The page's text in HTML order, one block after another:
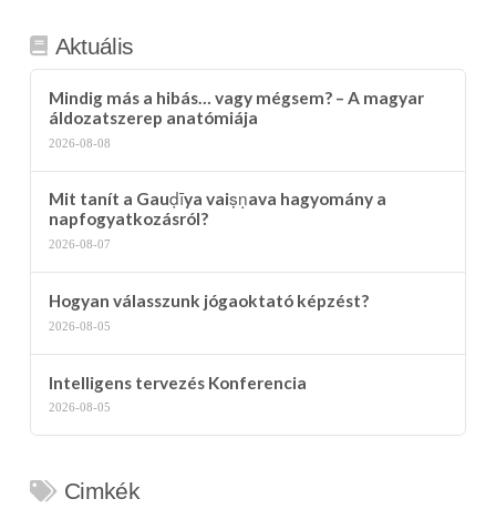
Aktuális
Mindig más a hibás… vagy mégsem? – A magyar
áldozatszerep anatómiája
2026-08-08
Mit tanít a Gauḍīya vaiṣṇava hagyomány a
napfogyatkozásról?
2026-08-07
Hogyan válasszunk jógaoktató képzést?
2026-08-05
Intelligens tervezés Konferencia
2026-08-05
Cimkék